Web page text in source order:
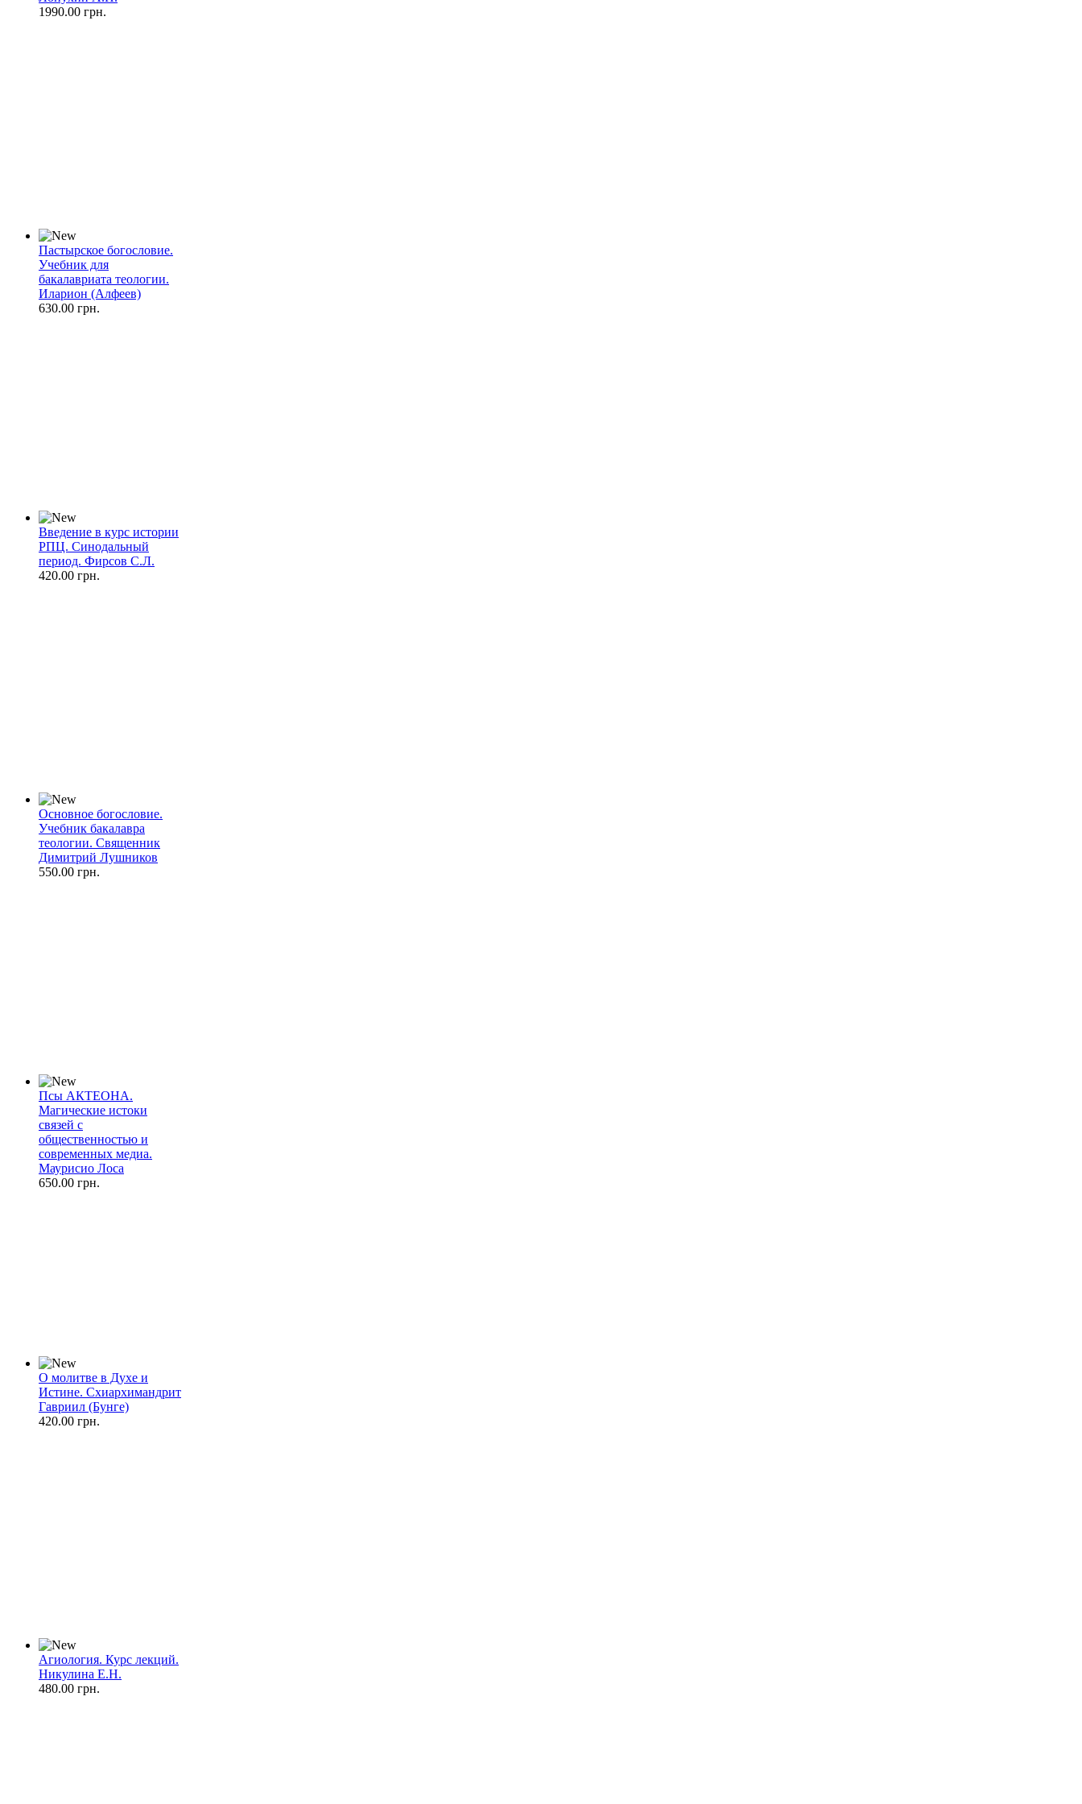
1990.00 грн.
Пастырское богословие.
Учебник для
бакалавриата теологии.
Иларион (Алфеев)
630.00 грн.
Введение в курс истории
РПЦ. Синодальный
период. Фирсов С.Л.
420.00 грн.
Основное богословие.
Учебник бакалавра
теологии. Священник
Димитрий Лушников
550.00 грн.
Псы АКТЕОНА.
Магические истоки
связей с
общественностью и
современных медиа.
Маурисио Лоса
650.00 грн.
О молитве в Духе и
Истине. Схиархимандрит
Гавриил (Бунге)
420.00 грн.
Агиология. Курс лекций.
Никулина Е.Н.
480.00 грн.